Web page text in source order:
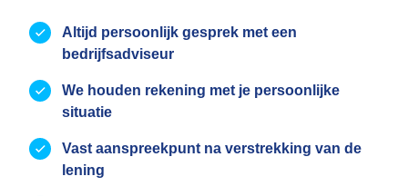
Altijd persoonlijk gesprek met een
bedrijfsadviseur
We houden rekening met je persoonlijke
situatie
Vast aanspreekpunt na verstrekking van de
lening